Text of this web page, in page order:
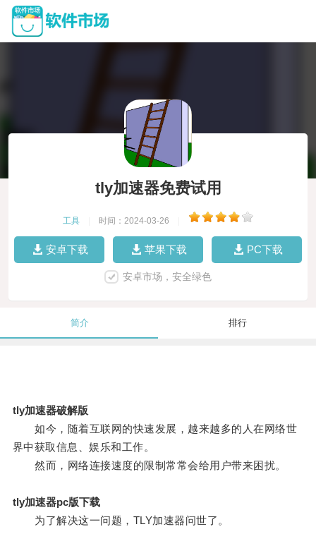
tly加速器免费试用
工具 时间：2024-03-26
安卓下载 苹果下载 PC下载
安卓市场，安全绿色
简介 排行
tly加速器破解版
如今，随着互联网的快速发展，越来越多的人在网络世
界中获取信息、娱乐和工作。
然而，网络连接速度的限制常常会给用户带来困扰。
tly加速器pc版下载
为了解决这一问题，TLY加速器问世了。